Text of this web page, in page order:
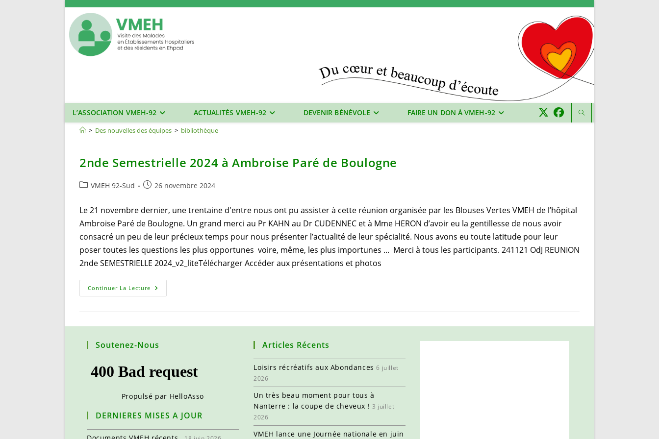
L’ASSOCIATION VMEH-92 ACTUALITÉS VMEH-92 DEVENIR BÉNÉVOLE FAIRE UN DON À VMEH-92
bibliothèque
> Des nouvelles des équipes > bibliothèque
2nde Semestrielle 2024 à Ambroise Paré de Boulogne
PostVMEH 92-Sud
Publication
26 novembre 2024
Le 21 novembre dernier, une trentaine d'entre nous ont pu assister à cette réunion organisée par les Blouses Vertes VMEH de l’hôpital
Ambroise Paré de Boulogne. Un grand merci au Pr KAHN au Dr CUDENNEC et à Mme HERON d’avoir eu la gentillesse de nous avoir
consacré un peu de leur précieux temps pour nous présenter l’actualité de leur spécialité. Nous avons eu toute latitude pour leur
poser toutes les questions les plus opportunes voire, même, les plus importunes ... Merci à tous les participants. 241121 OdJ REUNION
2nde SEMESTRIELLE 2024_v2_liteTélécharger Accéder aux présentations et photos
Continuer La Lecture 2nde
Semestrielle
De
Soutenez-Nous
Propulsé par HelloAsso
DERNIERES MISES A JOUR
Articles Récents
Loisirs récréatifs aux Abondances 6 juillet
2026
Un très beau moment pour tous à
Nanterre : la coupe de cheveux ! 3 juillet
2026
VMEH lance une Journée nationale en juin